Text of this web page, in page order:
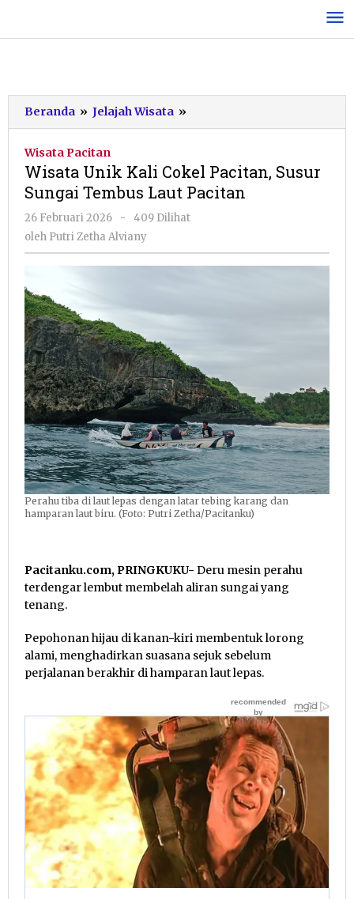
konten
Beranda » Jelajah Wisata »
Unik
Pacitan,
Susur
Sungai
Wisata Pacitan
Wisata Unik Kali Cokel Pacitan, Susur
Sungai Tembus Laut Pacitan
26 Februari 2026
oleh
Putri
Zetha
-
409 Dilihat
oleh Putri Zetha Alviany
Perahu tiba di laut lepas dengan latar tebing karang dan
hamparan laut biru. (Foto: Putri Zetha/Pacitanku)
Pacitanku.com, PRINGKUKU- Deru mesin perahu
terdengar lembut membelah aliran sungai yang
tenang.
Pepohonan hijau di kanan-kiri membentuk lorong
alami, menghadirkan suasana sejuk sebelum
perjalanan berakhir di hamparan laut lepas.